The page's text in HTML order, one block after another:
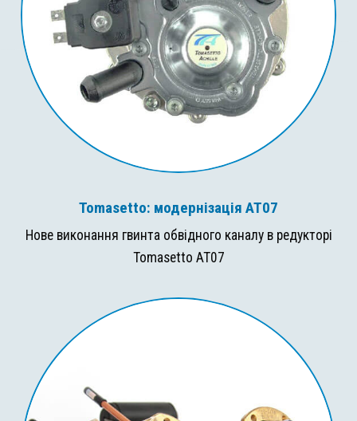
Tomasetto: модернізація AT07
Нове виконання гвинта обвідного каналу в редукторі
Tomasetto AT07